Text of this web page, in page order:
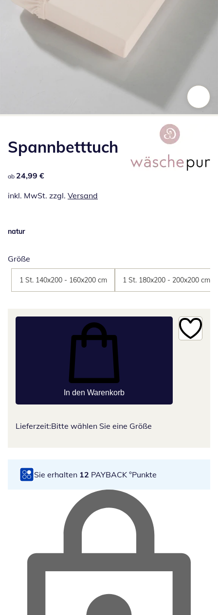
Spannbetttuch
24,99 €
ab 24,99 €
inkl. MwSt. zzgl. Versand
natur
Größe
1 St. 140x200 - 160x200 cm 1 St. 180x200 - 200x200 cm
In den Warenkorb
Lieferzeit:Bitte wählen Sie eine Größe
Sie erhalten 12 PAYBACK °Punkte